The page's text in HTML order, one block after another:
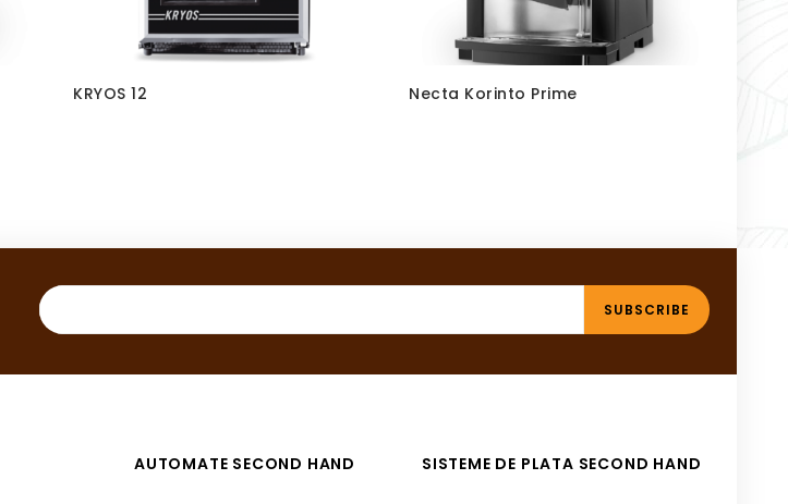
KRYOS 12 Necta Korinto Prime
AUTOMATE SECOND HAND SISTEME DE PLATA SECOND HAND